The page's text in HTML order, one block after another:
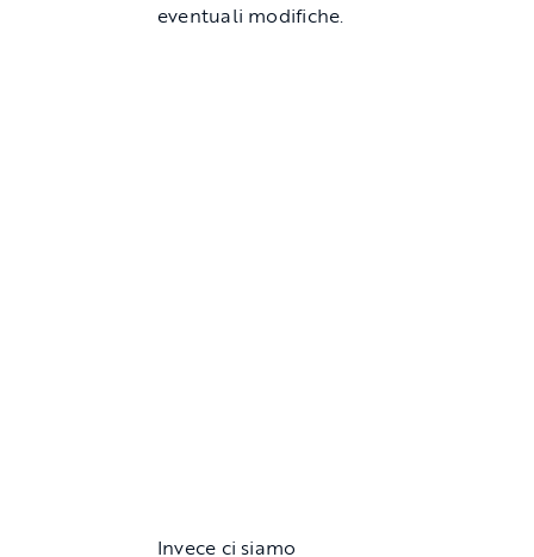
eventuali modifiche.
Invece ci siamo